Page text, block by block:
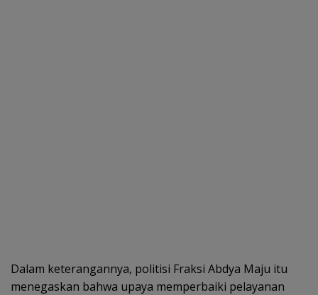
Dalam keterangannya, politisi Fraksi Abdya Maju itu
menegaskan bahwa upaya memperbaiki pelayanan